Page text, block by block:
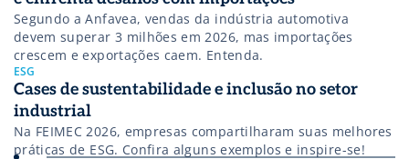
Segundo a Anfavea, vendas da indústria automotiva
devem superar 3 milhões em 2026, mas importações
crescem e exportações caem. Entenda.
ESG
Cases de sustentabilidade e inclusão no setor
industrial
Na FEIMEC 2026, empresas compartilharam suas melhores
práticas de ESG. Confira alguns exemplos e inspire-se!